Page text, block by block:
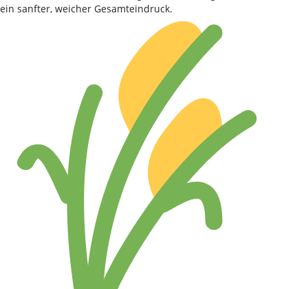
ein sanfter, weicher Gesamteindruck.